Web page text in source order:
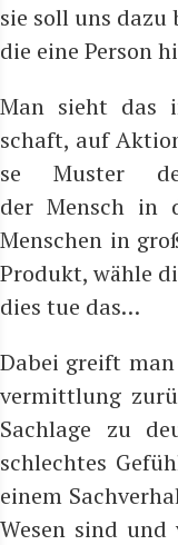
sie soll uns
die eine Per­son
Man sieht das
schaft, auf
se Mus­ter
derMensch in
Men­schen in
Pro­dukt, wäh­le
dies tue das…
Dabei greift
ver­mitt­lung
Sach­la­ge zu
schlech­tes
einem
Wesen sind